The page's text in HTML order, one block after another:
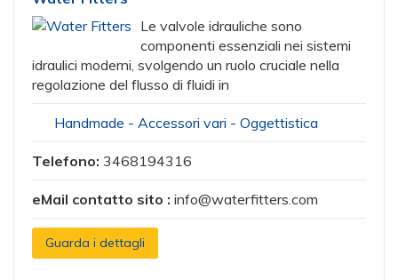
Le valvole idrauliche sono
componenti essenziali nei sistemi
idraulici moderni, svolgendo un ruolo cruciale nella
regolazione del flusso di fluidi in
Handmade - Accessori vari - Oggettistica
Telefono: 3468194316
eMail contatto sito : info@waterfitters.com
Guarda i dettagli